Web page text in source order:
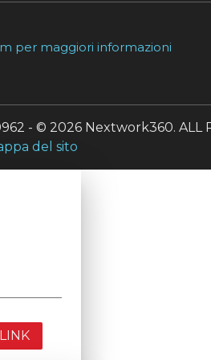
per maggiori informazioni
- © 2026 Nextwork360. ALL
del sito